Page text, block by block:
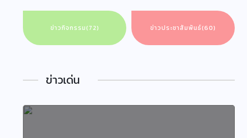
ข่าวกิจกรรม(72) ข่าวประชาสัมพันธ์(60)
ข่าวเด่น